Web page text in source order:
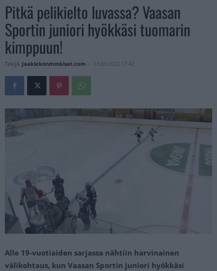
Pitkä pelikielto luvassa? Vaasan
Sportin juniori hyökkäsi tuomarin
kimppuun!
Tekijä Jaakiekonmmkisat.com - 13.09.2022 17:42
Alle 19-vuotiaiden sarjassa nähtiin harvinainen
välikohtaus, kun Vaasan Sportin juniori hyökkäsi